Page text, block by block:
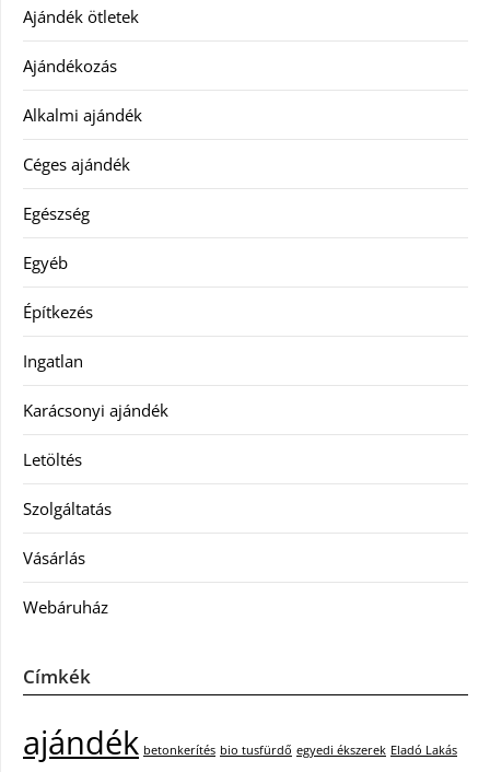
Ajándék ötletek
Ajándékozás
Alkalmi ajándék
Céges ajándék
Egészség
Egyéb
Építkezés
Ingatlan
Karácsonyi ajándék
Letöltés
Szolgáltatás
Vásárlás
Webáruház
Címkék
ajándék betonkerítés bio tusfürdő egyedi ékszerek Eladó Lakás